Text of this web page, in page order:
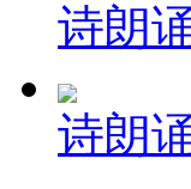
诗朗
诗朗